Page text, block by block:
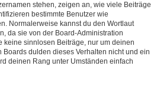
stehen, zeigen an, wie viele Beiträge
bestimmte Benutzer wie
Normalerweise kannst du den Wortlaut
da sie von der Board-Administration
keine sinnlosen Beiträge, nur um deinen
dulden dieses Verhalten nicht und ein
deinen Rang unter Umständen einfach